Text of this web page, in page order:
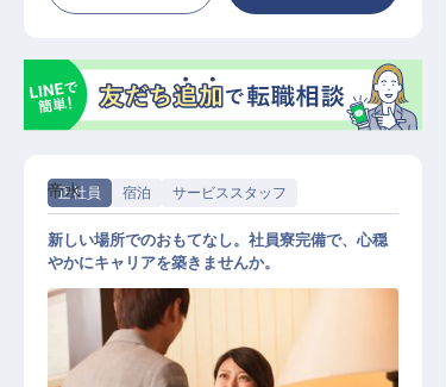
正社員 宿泊 サービススタッフ
帝水
新しい場所でのおもてなし。社員寮完備で、心穏
やかにキャリアを築きませんか。